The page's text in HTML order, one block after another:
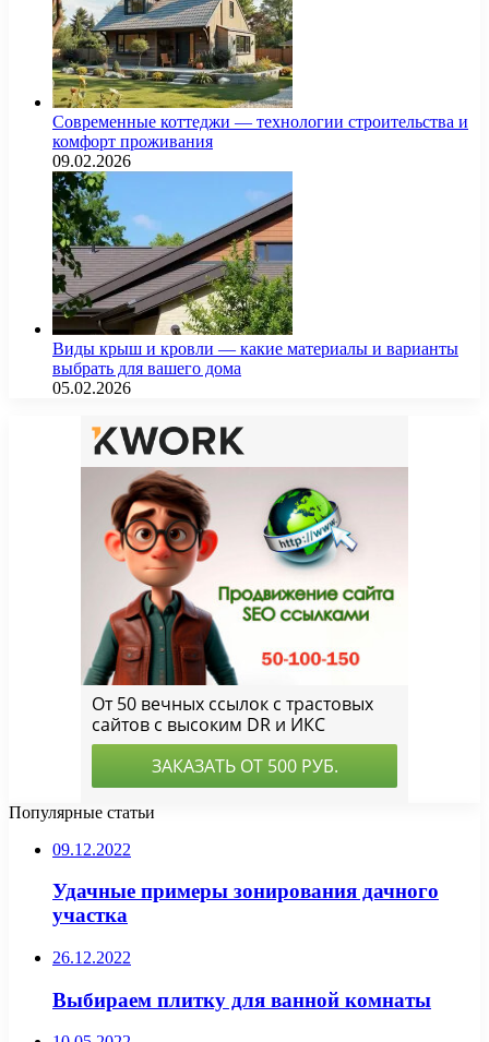
Современные коттеджи — технологии строительства и
комфорт проживания
09.02.2026
Виды крыш и кровли — какие материалы и варианты
выбрать для вашего дома
05.02.2026
Популярные статьи
09.12.2022
Удачные примеры зонирования дачного
участка
26.12.2022
Выбираем плитку для ванной комнаты